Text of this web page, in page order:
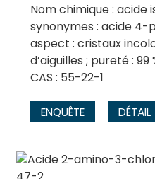
Nom chimique : acide
synonymes : acide 4-
aspect : cristaux
d’aiguilles ; pureté : 99
CAS : 55-22-1
ENQUÊTE DÉTAIL